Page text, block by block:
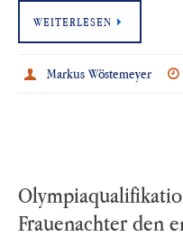
WEITERLESEN
Markus Wöstemeyer
Frauenachter den